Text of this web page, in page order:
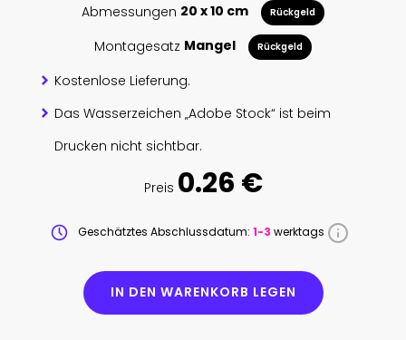
Abmessungen 20 x 10 cm Rückgeld
Montagesatz Mangel Rückgeld
Kostenlose Lieferung.
Das Wasserzeichen „Adobe Stock“ ist beim
Drucken nicht sichtbar.
Preis 0.26 €
Geschätztes Abschlussdatum: 1-3 werktags
IN DEN WARENKORB LEGEN